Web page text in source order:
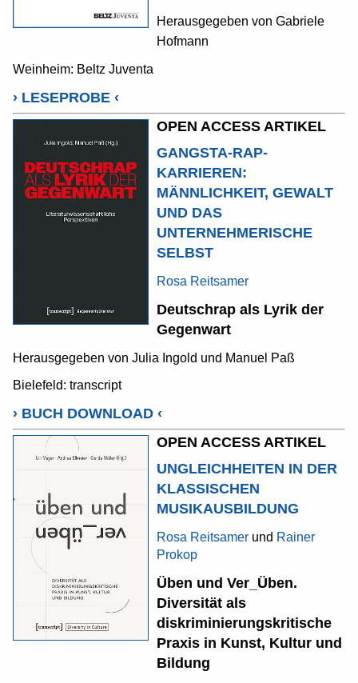
Herausgegeben von Gabriele
Hofmann
Weinheim: Beltz Juventa
› LESEPROBE ‹
OPEN ACCESS ARTIKEL
GANGSTA-RAP-
KARRIEREN:
MÄNNLICHKEIT, GEWALT
UND DAS
UNTERNEHMERISCHE
SELBST
Rosa Reitsamer
Deutschrap als Lyrik der
Gegenwart
Herausgegeben von Julia Ingold und Manuel Paß
Bielefeld: transcript
› BUCH DOWNLOAD ‹
OPEN ACCESS ARTIKEL
UNGLEICHHEITEN IN DER
KLASSISCHEN
MUSIKAUSBILDUNG
Rosa Reitsamer und Rainer
Prokop
Üben und Ver_Üben.
Diversität als
diskriminierungskritische
Praxis in Kunst, Kultur und
Bildung